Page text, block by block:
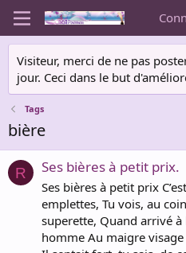
Visiteur, merci de ne pas
jour. Ceci dans le but
Tags
bière
R Ses bières à petit prix.
Ses bières à petit prix
emplettes, Tu vois, au
superette, Quand arrivé à
homme Au maigre